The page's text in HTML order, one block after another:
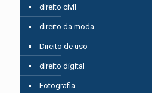
direito civil
direito da moda
Direito de uso
direito digital
Fotografia